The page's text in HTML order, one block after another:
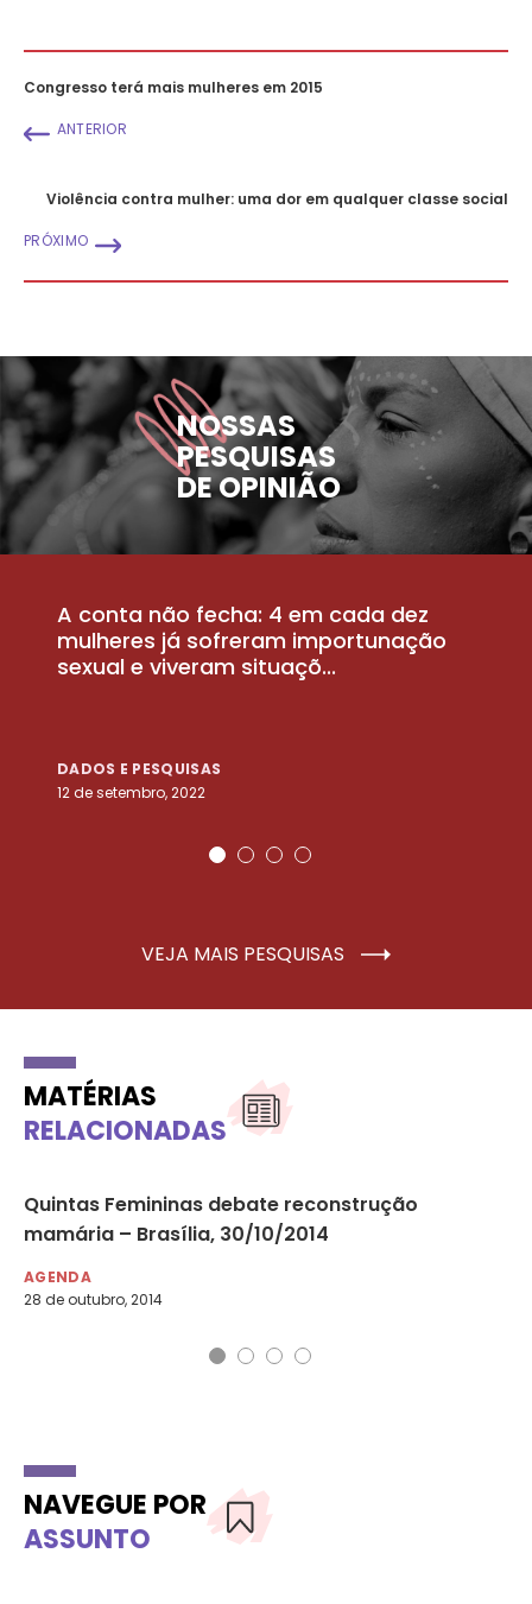
Congresso terá mais mulheres em 2015
ANTERIOR
Violência contra mulher: uma dor em qualquer classe social
PRÓXIMO
NOSSAS
PESQUISAS
DE OPINIÃO
A conta não fecha: 4 em cada dez
mulheres já sofreram importunação
sexual e viveram situaçõ...
DADOS E PESQUISAS
12 de setembro, 2022
VEJA MAIS PESQUISAS
MATÉRIAS
RELACIONADAS
Quintas Femininas debate reconstrução
mamária – Brasília, 30/10/2014
AGENDA
28 de outubro, 2014
NAVEGUE POR
ASSUNTO